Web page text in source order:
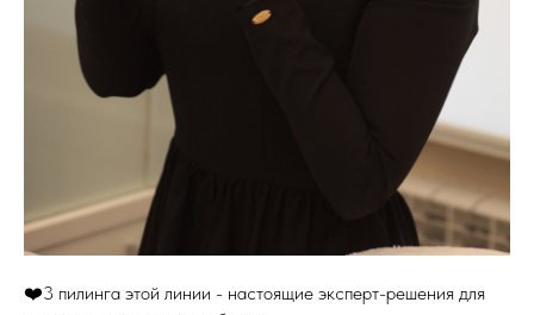
❤️3 пилинга этой линии - настоящие эксперт-решения для